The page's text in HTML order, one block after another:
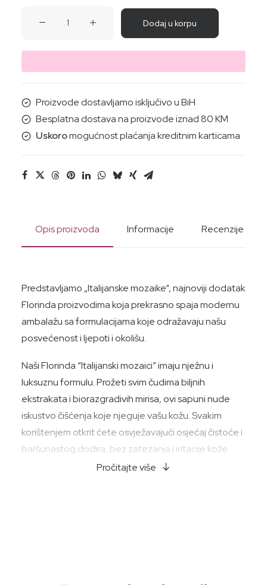
200G
količina
Dodaj u korpu
Proizvode dostavljamo isključivo u BiH
Besplatna dostava na proizvode iznad 80 KM
Uskoromogućnost plaćanja kreditnim karticama
Opis proizvoda Informacije Recenzije
Predstavljamo „Italijanske mozaike“, najnoviji dodatak
Florinda proizvodima koja prekrasno spaja modernu
ambalažu sa formulacijama koje odražavaju našu
posvećenost i ljepoti i okolišu.
Naši Florinda “Italijanski mozaici” imaju nježnu i
luksuznu formulu. Prožeti svim čudima biljnih
ekstrakata i biorazgradivih mirisa, ovi sapuni nude
iskustvo čišćenja koje njeguje vašu kožu. Svakim
korištenjem otkrit ćete osvježavajući osjećaj čistoće i
baršunastog dodira, bez zatezanja i iritacije kože.
Odvojite trenutak da se prepustite autentičnom
Pročitajte više